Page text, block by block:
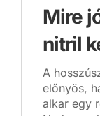
Mire
nitril
A
előnyös,
alkar egy